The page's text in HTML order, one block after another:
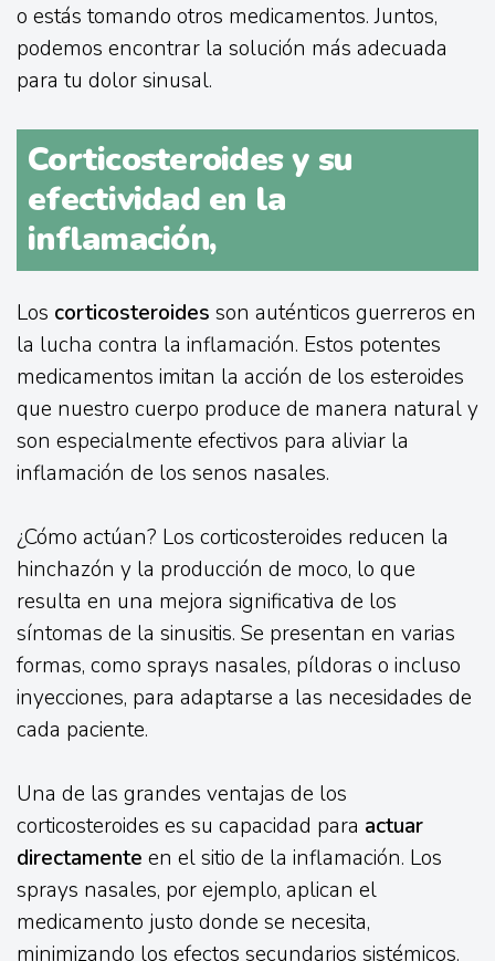
o estás tomando otros medicamentos. Juntos,
podemos encontrar la solución más adecuada
para tu dolor sinusal.
Corticosteroides y su
efectividad en la
inflamación,
Los corticosteroides son auténticos guerreros en
la lucha contra la inflamación. Estos potentes
medicamentos imitan la acción de los esteroides
que nuestro cuerpo produce de manera natural y
son especialmente efectivos para aliviar la
inflamación de los senos nasales.
¿Cómo actúan? Los corticosteroides reducen la
hinchazón y la producción de moco, lo que
resulta en una mejora significativa de los
síntomas de la sinusitis. Se presentan en varias
formas, como sprays nasales, píldoras o incluso
inyecciones, para adaptarse a las necesidades de
cada paciente.
Una de las grandes ventajas de los
corticosteroides es su capacidad para actuar
directamente en el sitio de la inflamación. Los
sprays nasales, por ejemplo, aplican el
medicamento justo donde se necesita,
minimizando los efectos secundarios sistémicos.